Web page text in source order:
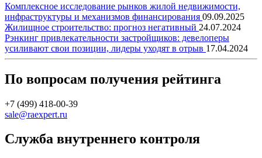
Комплексное исследование рынков жилой недвижимости,
инфраструктуры и механизмов финансирования 09.09.2025
Жилищное строительство: прогноз негативный 24.07.2024
Рэнкинг привлекательности застройщиков: девелоперы
усиливают свои позиции, лидеры уходят в отрыв 17.04.2024
По вопросам получения рейтинга
+7 (499) 418-00-39
sale@raexpert.ru
Служба внутреннего контроля